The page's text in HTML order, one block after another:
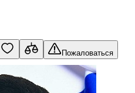
Пожаловаться